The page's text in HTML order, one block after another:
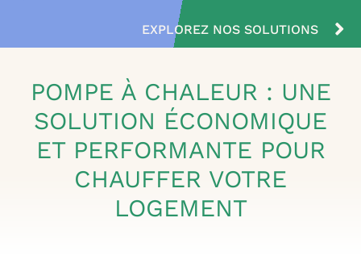
CONTACT
EXPLOREZ NOS SOLUTIONS
POMPE À CHALEUR : UNE
SOLUTION ÉCONOMIQUE
ET PERFORMANTE POUR
CHAUFFER VOTRE
LOGEMENT